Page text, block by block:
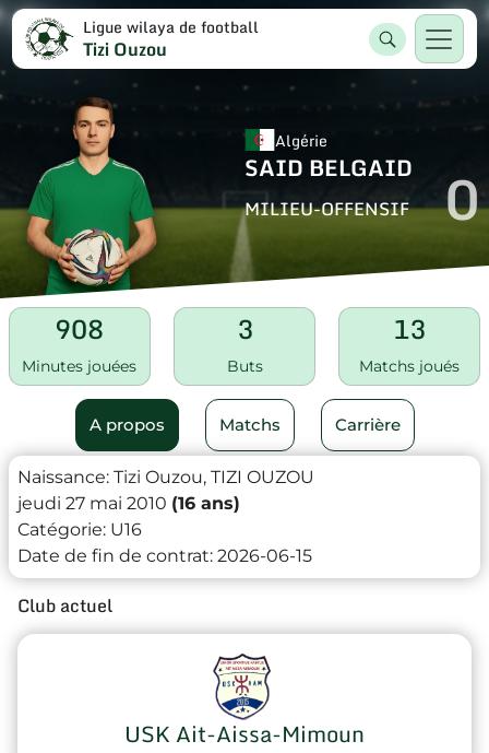
Ligue wilaya de football
Tizi Ouzou
Algérie
SAID BELGAID
MILIEU-OFFENSIF 0
908
Minutes jouées
3
Buts
13
Matchs joués
A propos Matchs Carrière
Naissance: Tizi Ouzou, TIZI OUZOU
jeudi 27 mai 2010 (16 ans)
Catégorie: U16
Date de fin de contrat: 2026-06-15
Club actuel
USK Ait-Aissa-Mimoun